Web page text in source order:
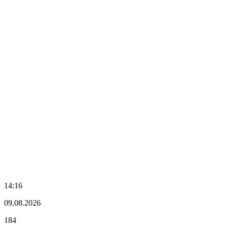
14:16
09.08.2026
184